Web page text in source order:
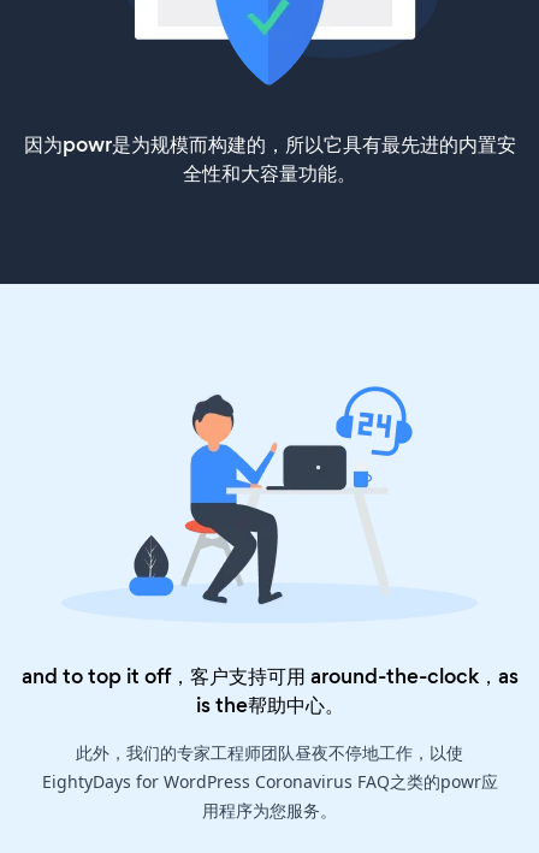
因为powr是为规模而构建的，所以它具有最先进的内置安
全性和大容量功能。
and to top it off，客户支持可用 around-the-clock，as
is the帮助中心。
此外，我们的专家工程师团队昼夜不停地工作，以使
EightyDays for WordPress Coronavirus FAQ之类的powr应
用程序为您服务。